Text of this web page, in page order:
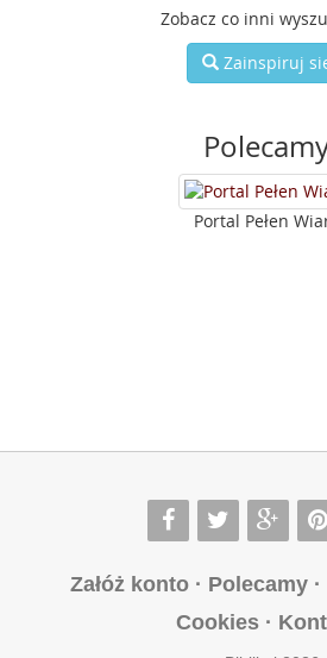
Zobacz co inni
Zainspiruj
Portal Pełen
Załóż konto· Polecamy·
Cookies·